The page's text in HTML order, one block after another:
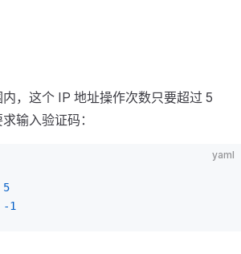
，这个 IP 地址操作次数只要超过 5
输入验证码：
yaml
5
-1